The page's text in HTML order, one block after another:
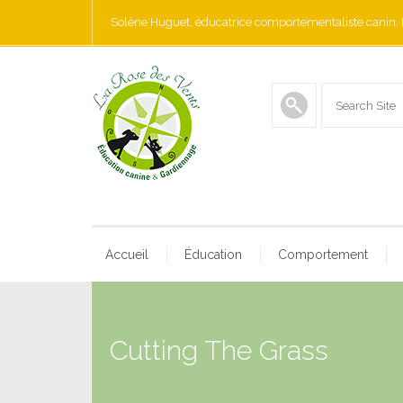
Solène Huguet, éducatrice comportementaliste canin.
Accueil Éducation Comportement
Cutting The Grass